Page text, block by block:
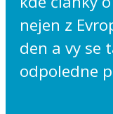
nejen z
den a vy se
odpoledne